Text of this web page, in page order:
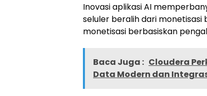
Inovasi aplikasi AI
seluler beralih dari monetisasi
monetisasi berbasiskan
Baca Juga : Cloudera
Data Modern dan